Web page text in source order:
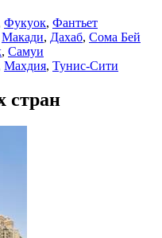
Фукуок, Фантьет
Макади, Дахаб, Сома Бей
, Самуи
Махдия, Тунис-Сити
стран